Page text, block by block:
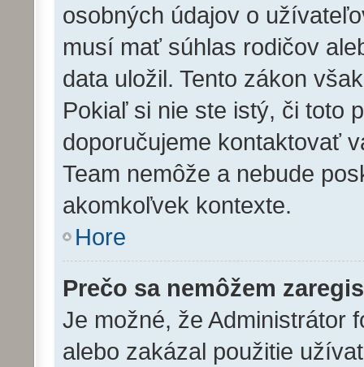
osobných údajov o
musí mať súhlas rodičov
data uložil. Tento zákon
Pokiaľ si nie ste istý, či toto
doporučujeme kontaktovať
Team nemôže a nebude
akomkoľvek kontexte.
Hore
Prečo sa nemôžem
Je možné, že Administrátor
alebo zakázal použitie